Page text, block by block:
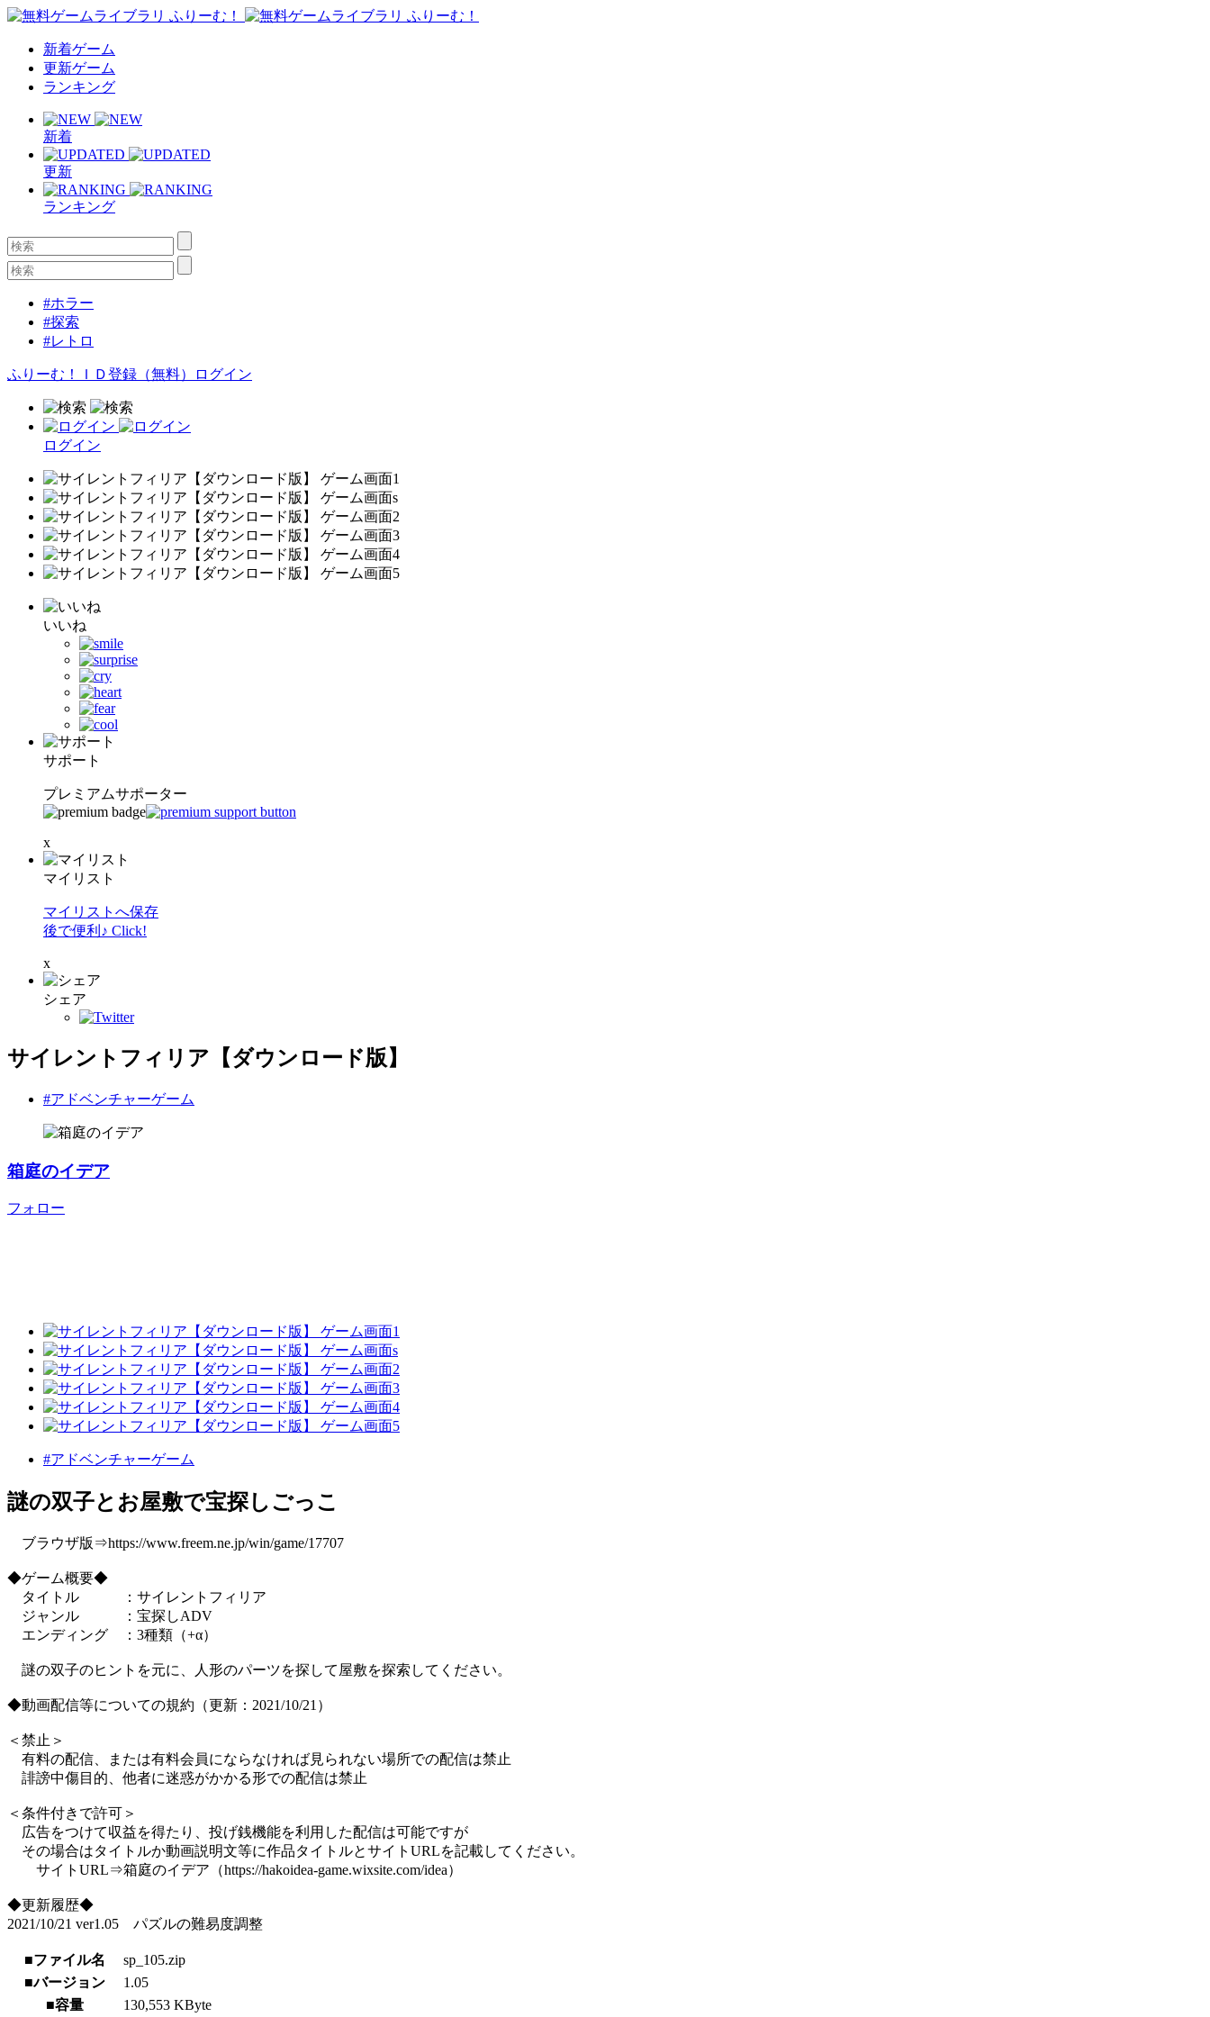
新着ゲーム
更新ゲーム
ランキング
新着
更新
ランキング
#ホラー
#探索
#レトロ
ふりーむ！ＩＤ登録（無料） ログイン
ログイン
いいね
サポート
プレミアムサポーター
x
マイリスト
マイリストへ保存
後で便利♪ Click!
x
シェア
サイレントフィリア【ダウンロード版】
#アドベンチャーゲーム
箱庭のイデア
フォロー
#アドベンチャーゲーム
謎の双子とお屋敷で宝探しごっこ
ブラウザ版⇒https://www.freem.ne.jp/win/game/17707
◆ゲーム概要◆
タイトル ：サイレントフィリア
ジャンル ：宝探しADV
エンディング ：3種類（+α）
謎の双子のヒントを元に、人形のパーツを探して屋敷を探索してください。
◆動画配信等についての規約（更新：2021/10/21）
＜禁止＞
有料の配信、または有料会員にならなければ見られない場所での配信は禁止
誹謗中傷目的、他者に迷惑がかかる形での配信は禁止
＜条件付きで許可＞
広告をつけて収益を得たり、投げ銭機能を利用した配信は可能ですが
その場合はタイトルか動画説明文等に作品タイトルとサイトURLを記載してください。
サイトURL⇒箱庭のイデア（https://hakoidea-game.wixsite.com/idea）​
◆更新履歴◆
2021/10/21 ver1.05 パズルの難易度調整
■ファイル名
sp_105.zip
■バージョン
1.05
■容量
130,553 KByte